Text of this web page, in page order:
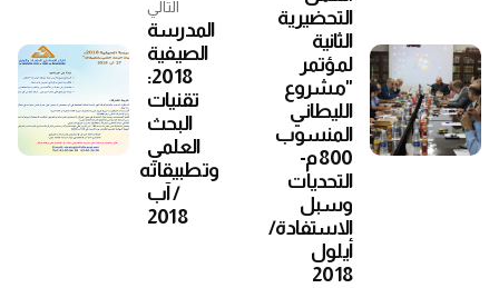
التحضيرية
الثانية
لمؤتمر
"مشروع
الليطاني
المنسوب
800 م-
التحديات
وسبل
الاستفادة/
أيلول
2018
التالي
المدرسة
الصيفية
2018:
تقنيات
البحث
العلمي
وتطبيقاته
/ آب
2018